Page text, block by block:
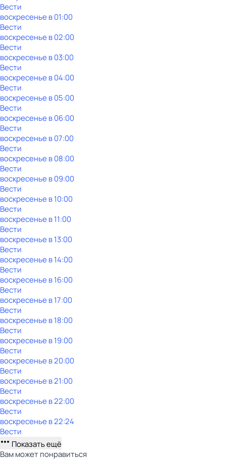
Вести
воскресенье в01:00
Вести
воскресенье в02:00
Вести
воскресенье в03:00
Вести
воскресенье в04:00
Вести
воскресенье в05:00
Вести
воскресенье в06:00
Вести
воскресенье в07:00
Вести
воскресенье в08:00
Вести
воскресенье в09:00
Вести
воскресенье в10:00
Вести
воскресенье в11:00
Вести
воскресенье в13:00
Вести
воскресенье в14:00
Вести
воскресенье в16:00
Вести
воскресенье в17:00
Вести
воскресенье в18:00
Вести
воскресенье в19:00
Вести
воскресенье в20:00
Вести
воскресенье в21:00
Вести
воскресенье в22:00
Вести
воскресенье в22:24
Вести
Показать ещё
Вам может понравиться